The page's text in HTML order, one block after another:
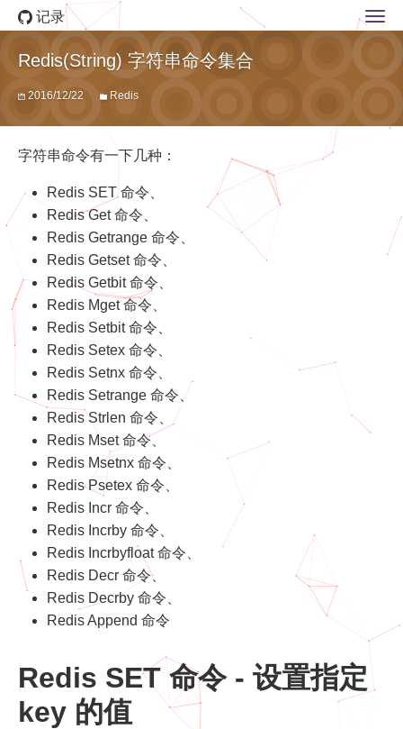
记录
Redis(String) 字符串命令集合
2016/12/22 Redis
字符串命令有一下几种：
Redis SET 命令、
Redis Get 命令、
Redis Getrange 命令、
Redis Getset 命令、
Redis Getbit 命令、
Redis Mget 命令、
Redis Setbit 命令、
Redis Setex 命令、
Redis Setnx 命令、
Redis Setrange 命令、
Redis Strlen 命令、
Redis Mset 命令、
Redis Msetnx 命令、
Redis Psetex 命令、
Redis Incr 命令、
Redis Incrby 命令、
Redis Incrbyfloat 命令、
Redis Decr 命令、
Redis Decrby 命令、
Redis Append 命令
Redis SET 命令 - 设置指定
key 的值